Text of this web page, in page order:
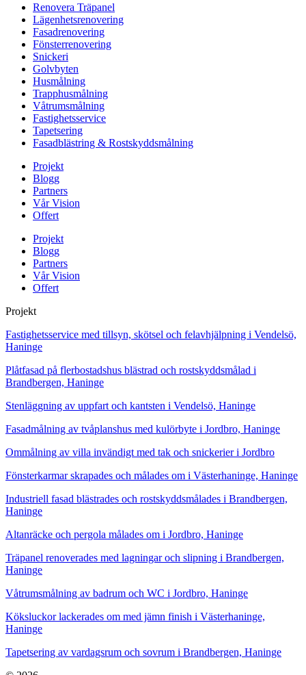
Renovera Träpanel
Lägenhetsrenovering
Fasadrenovering
Fönsterrenovering
Snickeri
Golvbyten
Husmålning
Trapphusmålning
Våtrumsmålning
Fastighetsservice
Tapetsering
Fasadblästring & Rostskyddsmålning
Projekt
Blogg
Partners
Vår Vision
Offert
Projekt
Blogg
Partners
Vår Vision
Offert
Projekt
Fastighetsservice med tillsyn, skötsel och felavhjälpning i Vendelsö,
Haninge
Plåtfasad på flerbostadshus blästrad och rostskyddsmålad i
Brandbergen, Haninge
Stenläggning av uppfart och kantsten i Vendelsö, Haninge
Fasadmålning av tvåplanshus med kulörbyte i Jordbro, Haninge
Ommålning av villa invändigt med tak och snickerier i Jordbro
Fönsterkarmar skrapades och målades om i Västerhaninge, Haninge
Industriell fasad blästrades och rostskyddsmålades i Brandbergen,
Haninge
Altanräcke och pergola målades om i Jordbro, Haninge
Träpanel renoverades med lagningar och slipning i Brandbergen,
Haninge
Våtrumsmålning av badrum och WC i Jordbro, Haninge
Köksluckor lackerades om med jämn finish i Västerhaninge,
Haninge
Tapetsering av vardagsrum och sovrum i Brandbergen, Haninge